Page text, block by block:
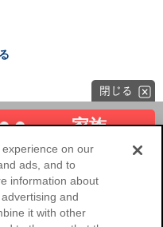
家族
人のお客様
on our
ads, and to
information about
and
it with other